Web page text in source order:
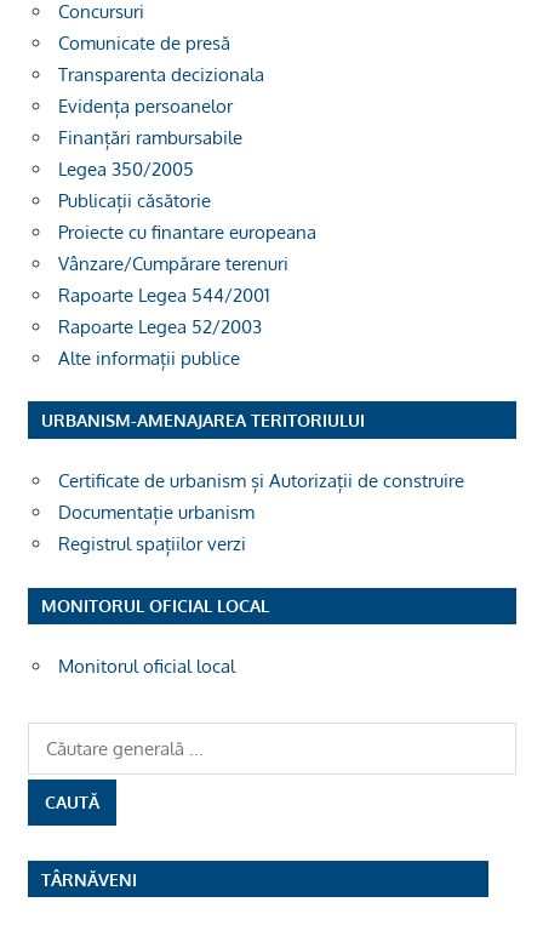
Concursuri
Comunicate de presă
Transparenta decizionala
Evidența persoanelor
Finanțări rambursabile
Legea 350/2005
Publicații căsătorie
Proiecte cu finantare europeana
Vânzare/Cumpărare terenuri
Rapoarte Legea 544/2001
Rapoarte Legea 52/2003
Alte informații publice
URBANISM-AMENAJAREA TERITORIULUI
Certificate de urbanism și Autorizații de construire
Documentație urbanism
Registrul spațiilor verzi
MONITORUL OFICIAL LOCAL
Monitorul oficial local
TÂRNĂVENI